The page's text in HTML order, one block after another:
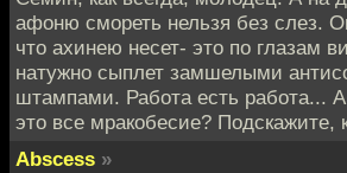
афоню смореть нельзя без слез.
что ахинею несет- это по глазам
натужно сыплет замшелыми
штампами. Работа есть работа... А
это все мракобесие? Подскажите,
Abscess »